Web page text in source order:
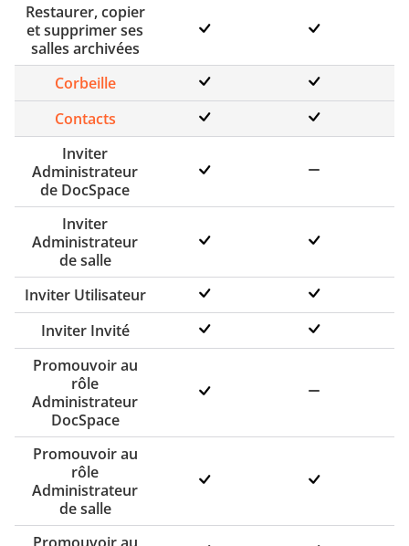
Restaurer, copier
et supprimer ses
salles archivées
Corbeille
Contacts
Inviter
Administrateur
de DocSpace
Inviter
Administrateur
de salle
Inviter Utilisateur
Inviter Invité
Promouvoir au
rôle
Administrateur
DocSpace
Promouvoir au
rôle
Administrateur
de salle